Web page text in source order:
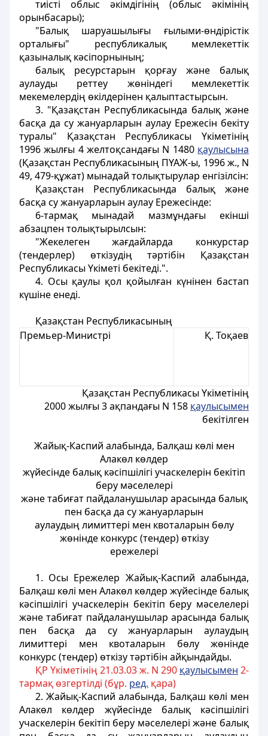
тиiстi облыс әкiмдiгiнiң (облыс әкiмiнiң
орынбасары);
"Балық шаруашылығы ғылыми-өндiрiстiк
орталығы" республикалық мемлекеттiк
қазыналық кәсiпорнының;
балық ресурстарын қорғау және балық
аулауды реттеу жөніндегi мемлекеттiк
мекемелердiң өкілдерiнен қалыптастырсын.
3. "Қазақстан Республикасында балық және
басқа да су жануарларын аулау Ережесін бекіту
туралы" Қазақстан Республикасы Үкіметінің
1996 жылғы 4 желтоқсандағы N 1480 қаулысына
(Қазақстан Республикасының ПҮАЖ-ы, 1996 ж., N
49, 479-құжат) мынадай толықтырулар енгізілсін:
Қазақстан Республикасында балық және
басқа су жануарларын аулау Ережесінде:
6-тармақ мынадай мазмұндағы екінші
абзацпен толықтырылсын:
"Жекелеген жағдайларда конкурстар
(тендерлер) өткізудің тәртібін Қазақстан
Республикасы Үкіметі бекітеді.".
4. Осы қаулы қол қойылған күнінен бастап
күшіне енеді.
Қазақстан Республикасының
Премьер-Министрі
Қ. Тоқаев
Қазақстан Республикасы Үкіметінің
2000 жылғы 3 ақпандағы N 158 қаулысымен
бекітілген
Жайық-Каспий алабында, Балқаш көлі мен
Алакөл көлдер
жүйесінде балық кәсіпшілігі учаскелерін бекітіп
беру мәселелері
және табиғат пайдаланушылар арасында балық
пен басқа да су жануарларын
аулаудың лимиттері мен квоталарын бөлу
жөнінде конкурс (тендер) өткізу
ережелері
1. Осы Ережелер Жайық-Каспий алабында,
Балқаш көлі мен Алакөл көлдер жүйесінде балық
кәсіпшілігі учаскелерін бекітіп беру мәселелері
және табиғат пайдаланушылар арасында балық
пен басқа да су жануарларын аулаудың
лимиттері мен квоталарын бөлу жөнінде
конкурс (тендер) өткізу тәртібін айқындайды.
ҚР Үкіметінің 21.03.03 ж. N 290 қаулысымен 2-
тармақ өзгертілді (бұр. ред. қара)
2. Жайық-Каспий алабында, Балқаш көлі мен
Алакөл көлдер жүйесінде балық кәсіпшілігі
учаскелерін бекітіп беру мәселелері және балық